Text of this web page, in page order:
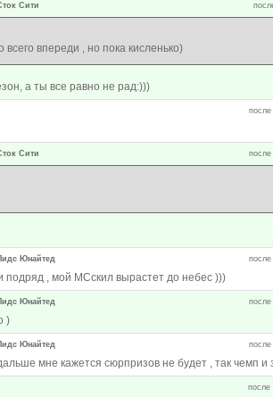
Сити
впереди , но пока кисленько)
а ты все равно не рад:)))
Сити
Юнайтед
подряд , мой МСскил вырастет до небес )))
Юнайтед
)
Юнайтед
мне кажется сюрпризов не будет , так чемп и
после